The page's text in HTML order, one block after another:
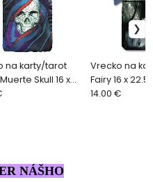
na karty/tarot
Skull 16 x
Vrecko na
Fairy 16 x
14.00 €
NÁŠHO